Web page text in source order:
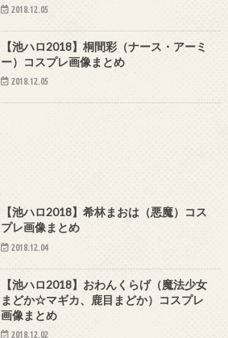
2018.12.05
【池ハロ2018】桐間彩（ナース・アーミ
ー）コスプレ画像まとめ
2018.12.05
【池ハロ2018】希林まおは（悪魔）コス
プレ画像まとめ
2018.12.04
【池ハロ2018】おわんくらげ（魔法少女
まどか☆マギカ、鹿目まどか）コスプレ
画像まとめ
2018.12.02